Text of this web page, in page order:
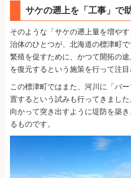
サケの遡上を「工事」で
そのような「サケの遡上量を増や
治体のひとつが、北海道の標津町
繁殖を促すために、かつて開拓の
を復元するという施策を行って注目
この標津町ではまた、河川に「バ
置するという試みも行ってきまし
向かって突き出すように堤防を築
るものです。